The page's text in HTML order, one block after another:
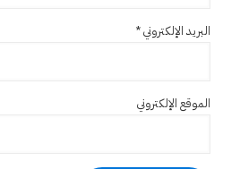
البريد الإلكتروني*
الموقع الإلكتروني